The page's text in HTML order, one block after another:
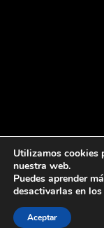
luctus nec
Política de
Utilizamos cookies
nuestra web.
Puedes aprender
desactivarlas en los
Aceptar